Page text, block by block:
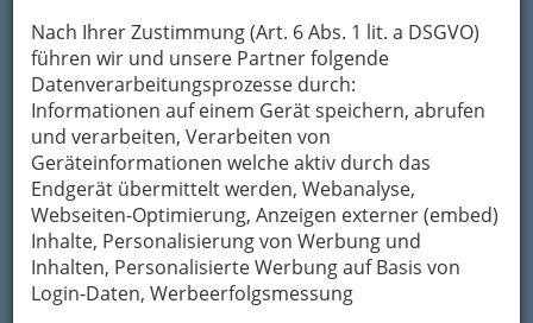
Nach Ihrer Zustimmung (Art. 6 Abs. 1 lit. a DSGVO)
führen wir und unsere Partner folgende
Datenverarbeitungsprozesse durch:
Informationen auf einem Gerät speichern, abrufen
und verarbeiten, Verarbeiten von
Geräteinformationen welche aktiv durch das
Endgerät übermittelt werden, Webanalyse,
Webseiten-Optimierung, Anzeigen externer (embed)
Inhalte, Personalisierung von Werbung und
Inhalten, Personalisierte Werbung auf Basis von
Login-Daten, Werbeerfolgsmessung
Absenden umgehend per Mail an das
Unternehmen dbv Druck-Beratungs- und
Verlagsgesellschaft m.b.H. weitergeleitet.
Mein Name
Meine Email Adresse
Mein Betreff